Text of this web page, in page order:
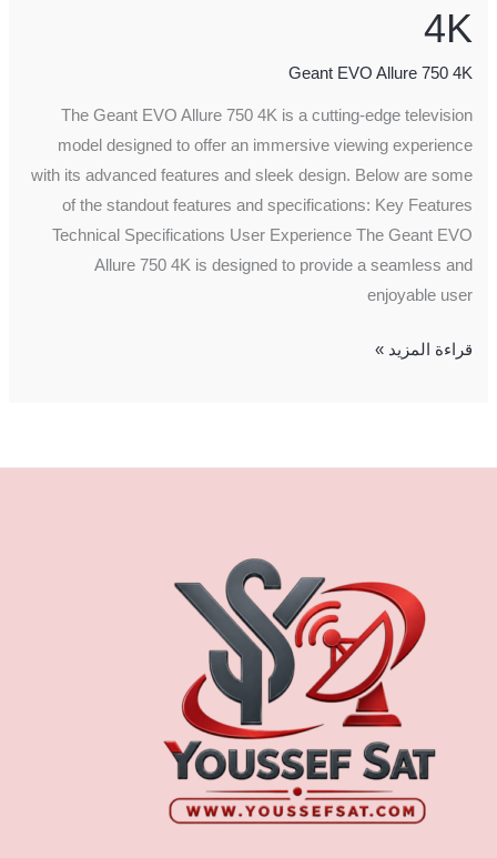
4K
Geant EVO Allure 750 4K
The Geant EVO Allure 750 4K is a cutting-edge television
model designed to offer an immersive viewing experience
with its advanced features and sleek design. Below are some
of the standout features and specifications: Key Features
Technical Specifications User Experience The Geant EVO
Allure 750 4K is designed to provide a seamless and
enjoyable user
قراءة المزيد »